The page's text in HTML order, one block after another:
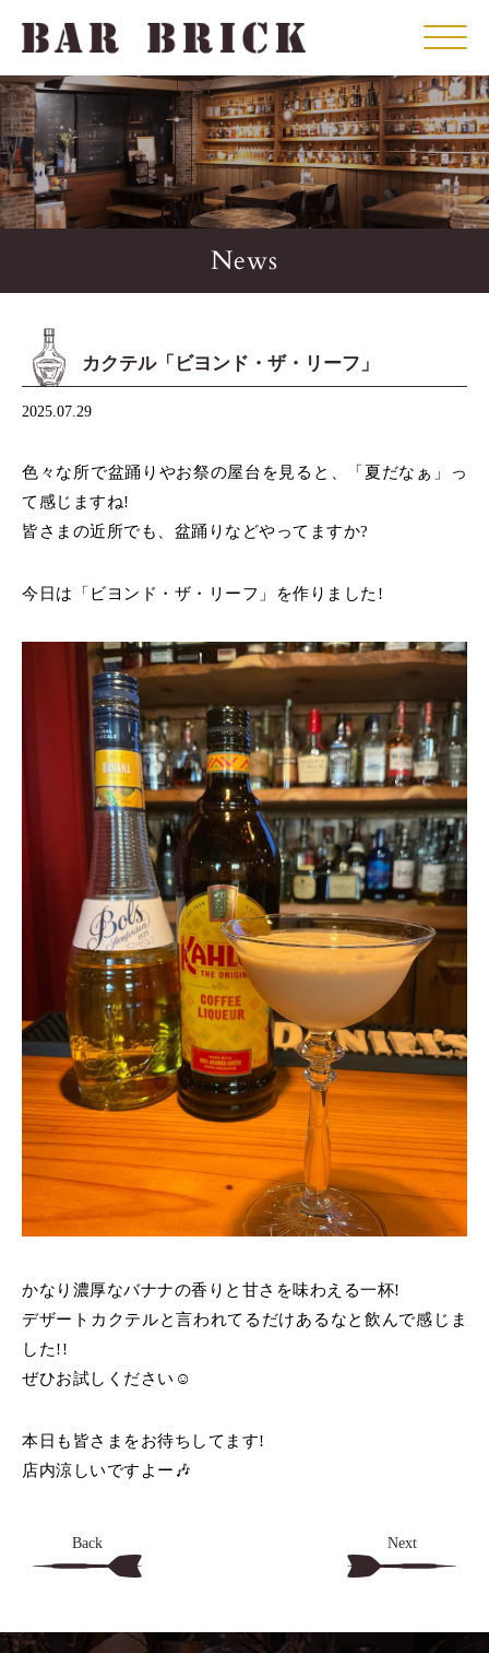
Click
News
カクテル「ビヨンド・ザ・リーフ」
2025.07.29
色々な所で盆踊りやお祭の屋台を見ると、「夏だなぁ」っ
て感じますね!
皆さまの近所でも、盆踊りなどやってますか?
今日は「ビヨンド・ザ・リーフ」を作りました!
かなり濃厚なバナナの香りと甘さを味わえる一杯!
デザートカクテルと言われてるだけあるなと飲んで感じま
した!!
ぜひお試しください☺️
本日も皆さまをお待ちしてます!
店内涼しいですよー🎶
Back Next